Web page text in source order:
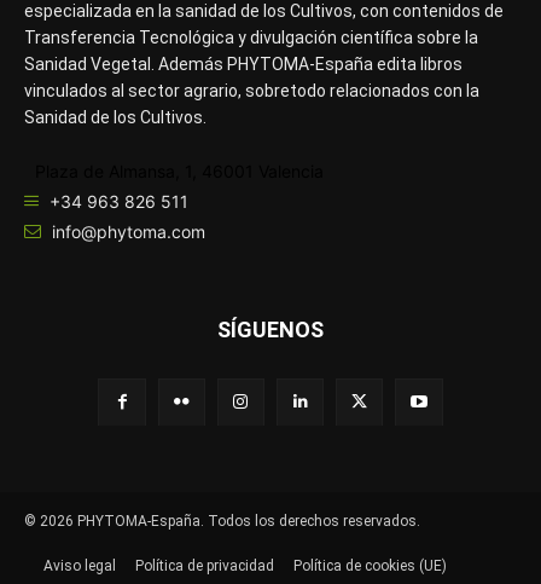
especializada en la sanidad de los Cultivos, con contenidos de
Transferencia Tecnológica y divulgación científica sobre la
Sanidad Vegetal. Además PHYTOMA-España edita libros
vinculados al sector agrario, sobretodo relacionados con la
Sanidad de los Cultivos.
+34 963 826 511
info@phytoma.com
SÍGUENOS
© 2026 PHYTOMA-España. Todos los derechos reservados.
Aviso legal Política de privacidad
Política de cookies (UE)